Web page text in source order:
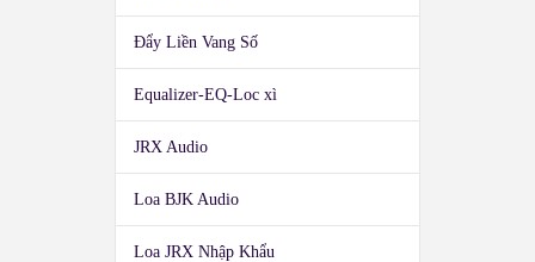
Đẩy Liền Vang Số
Equalizer-EQ-Loc xì
JRX Audio
Loa BJK Audio
Loa JRX Nhập Khẩu